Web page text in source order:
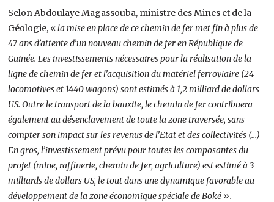
Selon Abdoulaye Magassouba, ministre des Mines et de la
Géologie, «la mise en place de ce chemin de fer met fin à plus de
47 ans d’attente d’un nouveau chemin de fer en République de
Guinée. Les investissements nécessaires pour la réalisation de la
ligne de chemin de fer et l’acquisition du matériel ferroviaire (24
locomotives et 1440 wagons) sont estimés à 1,2 milliard de dollars
US. Outre le transport de la bauxite, le chemin de fer contribuera
également au désenclavement de toute la zone traversée, sans
compter son impact sur les revenus de l’Etat et des collectivités (…)
En gros, l’investissement prévu pour toutes les composantes du
projet (mine, raffinerie, chemin de fer, agriculture) est estimé à 3
milliards de dollars US, le tout dans une dynamique favorable au
développement de la zone économique spéciale de Boké ».